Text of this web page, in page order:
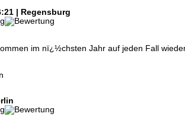
| Regensburg
im nï¿½chsten Jahr auf jeden Fall